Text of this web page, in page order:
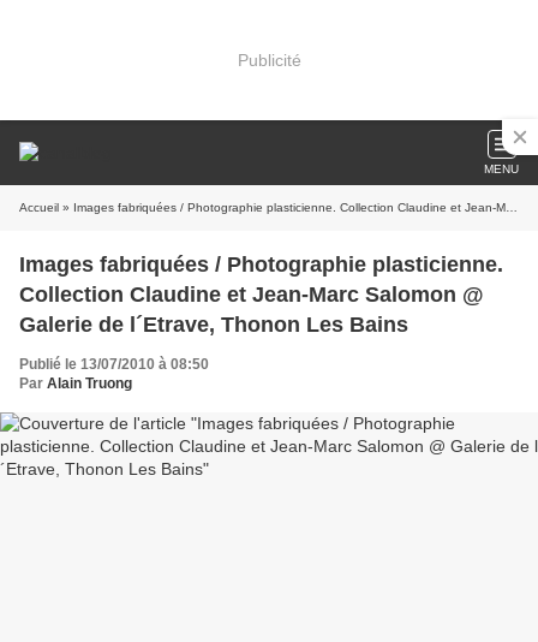
Publicité
MENU
Accueil » Images fabriquées / Photographie plasticienne. Collection Claudine et Jean-Marc Salomon @ Galerie de l´Etrave, Thonon Les Bains
Images fabriquées / Photographie plasticienne.
Collection Claudine et Jean-Marc Salomon @
Galerie de l´Etrave, Thonon Les Bains
Publié le 13/07/2010 à 08:50
Par Alain Truong